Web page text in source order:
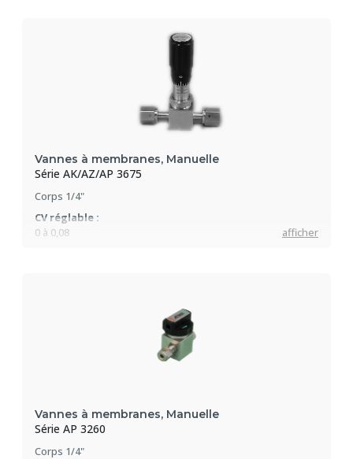
Vannes à membranes, Manuelle
Série AK/AZ/AP 3675
Corps 1/4"
CV réglable :
0 à 0,08
afficher
Vannes à membranes, Manuelle
Série AP 3260
Corps 1/4"